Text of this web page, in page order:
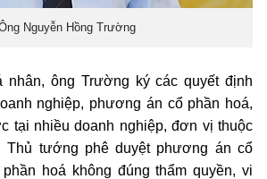
Nguyễn Hồng Trường
nhân, ông Trường ký các quyết định
nghiệp, phương án cổ phần hoá,
tại nhiều doanh nghiệp, đơn vị thuộc
Thủ tướng phê duyệt phương án cổ
hoá không đúng thẩm quyền, vi